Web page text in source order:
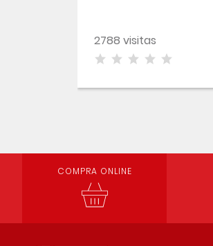
2788 visitas
COMPRA ONLINE